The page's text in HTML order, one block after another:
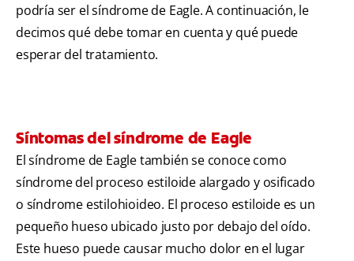
podría ser el síndrome de Eagle. A continuación, le
decimos qué debe tomar en cuenta y qué puede
esperar del tratamiento.
Síntomas del síndrome de Eagle
El síndrome de Eagle también se conoce como
síndrome del proceso estiloide alargado y osificado
o síndrome estilohioideo. El proceso estiloide es un
pequeño hueso ubicado justo por debajo del oído.
Este hueso puede causar mucho dolor en el lugar